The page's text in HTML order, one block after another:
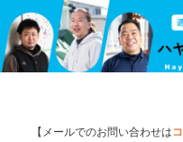
【メールでのお問い合わせは